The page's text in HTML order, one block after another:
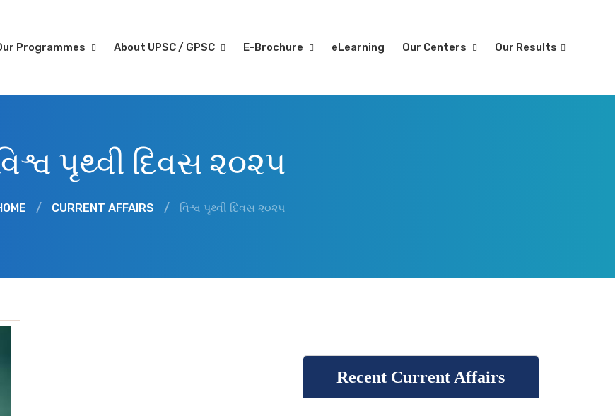
Programmes About UPSC / GPSC E-Brochure eLearning Our Centers Our Results
પૃથ્વી દિવસ ૨૦૨૫
/ CURRENT AFFAIRS / વિશ્વ પૃથ્વી દિવસ ૨૦૨૫
Recent Current Affairs